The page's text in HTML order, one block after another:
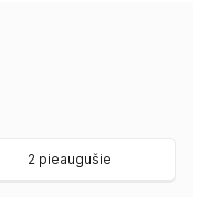
2 pieaugušie